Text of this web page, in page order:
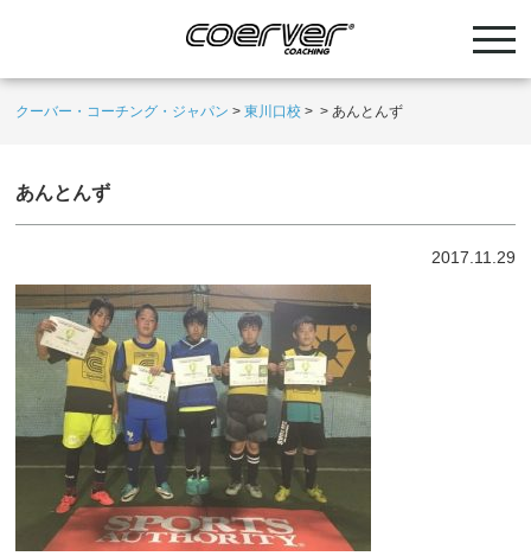
クーバー・コーチング・ジャパン >東川口校 > >あんとんず
あんとんず
2017.11.29